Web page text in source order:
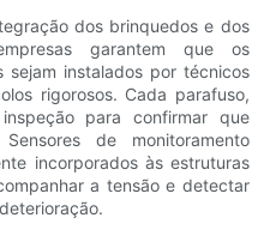
dos brinquedos e dos
garantem que os
sejam instalados por técnicos
rigorosos. Cada parafuso,
para confirmar que
de monitoramento
incorporados às estruturas
a tensão e detectar